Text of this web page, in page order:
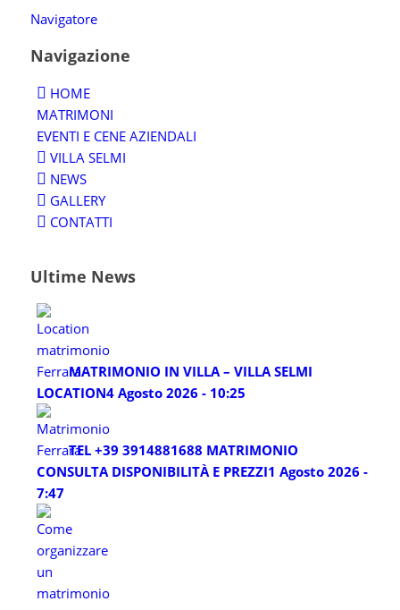
Navigatore
Navigazione
HOME
MATRIMONI
EVENTI E CENE AZIENDALI
VILLA SELMI
NEWS
GALLERY
CONTATTI
Ultime News
MATRIMONIO IN VILLA – VILLA SELMI
LOCATION4 Agosto 2026 - 10:25
TEL +39 3914881688 MATRIMONIO
CONSULTA DISPONIBILITÀ E PREZZI1 Agosto 2026 -
7:47